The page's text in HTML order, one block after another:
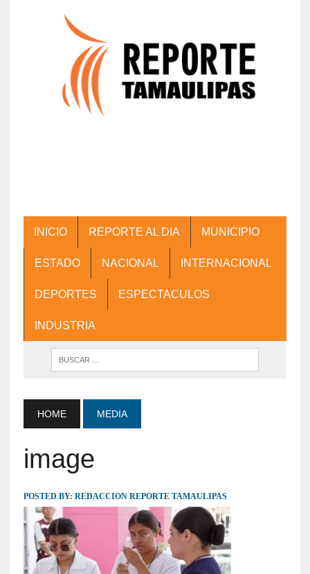
INICIO REPORTE AL DIA MUNICIPIO
ESTADO NACIONAL INTERNACIONAL
DEPORTES ESPECTACULOS
INDUSTRIA
HOME MEDIA
image
POSTED BY: REDACCION REPORTE TAMAULIPAS